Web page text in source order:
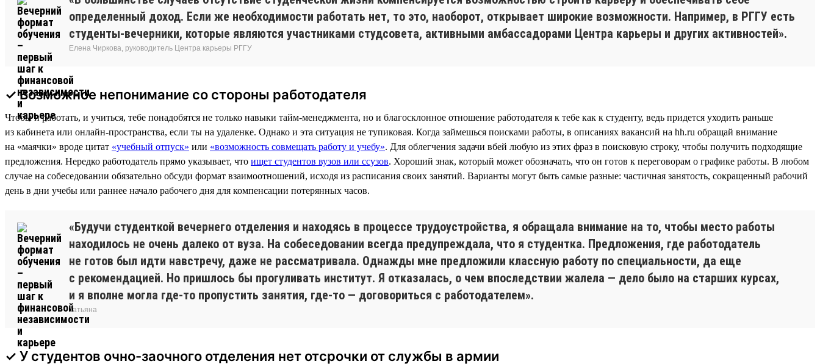
определенный доход. Если же необходимости работать нет, то это, наоборот, открывает широкие возможности. Например, в РГГУ есть
студенты-вечерники, которые являются участниками студсовета, активными амбассадорами Центра карьеры и других активностей».
Елена Чиркова, руководитель Центра карьеры РГГУ
✓ Возможное непонимание со стороны работодателя
Чтобы и работать, и учиться, тебе понадобятся не только навыки тайм-менеджмента, но и благосклонное отношение работодателя к тебе как к студенту, ведь придется уходить раньше
из кабинета или онлайн-пространства, если ты на удаленке. Однако и эта ситуация не тупиковая. Когда займешься поисками работы, в описаниях вакансий на hh.ru обращай внимание
на «маячки» вроде цитат «учебный отпуск» или «возможность совмещать работу и учебу». Для облегчения задачи вбей любую из этих фраз в поисковую строку, чтобы получить подходящие
предложения. Нередко работодатель прямо указывает, что ищет студентов вузов или ссузов. Хороший знак, который может обозначать, что он готов к переговорам о графике работы. В любом
случае на собеседовании обязательно обсуди формат взаимоотношений, исходя из расписания своих занятий. Варианты могут быть самые разные: частичная занятость, сокращенный рабочий
день в дни учебы или раннее начало рабочего дня для компенсации потерянных часов.
«Будучи студенткой вечернего отделения и находясь в процессе трудоустройства, я обращала внимание на то, чтобы место работы
находилось не очень далеко от вуза. На собеседовании всегда предупреждала, что я студентка. Предложения, где работодатель
не готов был идти навстречу, даже не рассматривала. Однажды мне предложили классную работу по специальности, да еще
с рекомендацией. Но пришлось бы прогуливать институт. Я отказалась, о чем впоследствии жалела — дело было на старших курсах,
и я вполне могла где-то пропустить занятия, где-то — договориться с работодателем».
Татьяна
✓ У студентов очно-заочного отделения нет отсрочки от службы в армии